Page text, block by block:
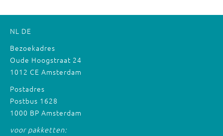
NL DE
Bezoekadres
Oude Hoogstraat 24
1012 CE Amsterdam
Postadres
Postbus 1628
1000 BP Amsterdam
voor pakketten: